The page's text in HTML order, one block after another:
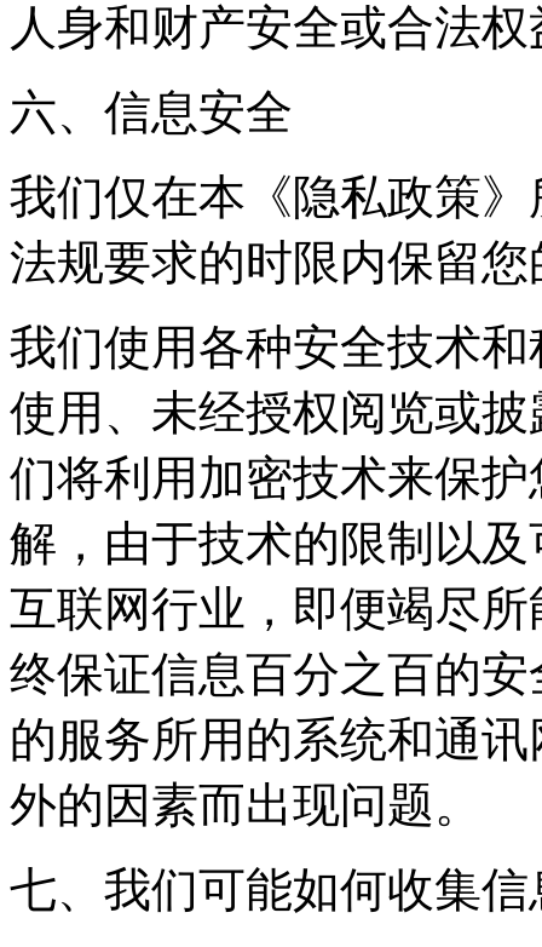
人身和财产安全或合法
六、信息安全
我们仅在本《隐私政策
法规要求的时限内保留
我们使用各种安全技术
使用、未经授权阅览或
们将利用加密技术来保
解，由于技术的限制以
互联网行业，即便竭尽
终保证信息百分之百的
的服务所用的系统和通
外的因素而出现问题。
七、我们可能如何收集信